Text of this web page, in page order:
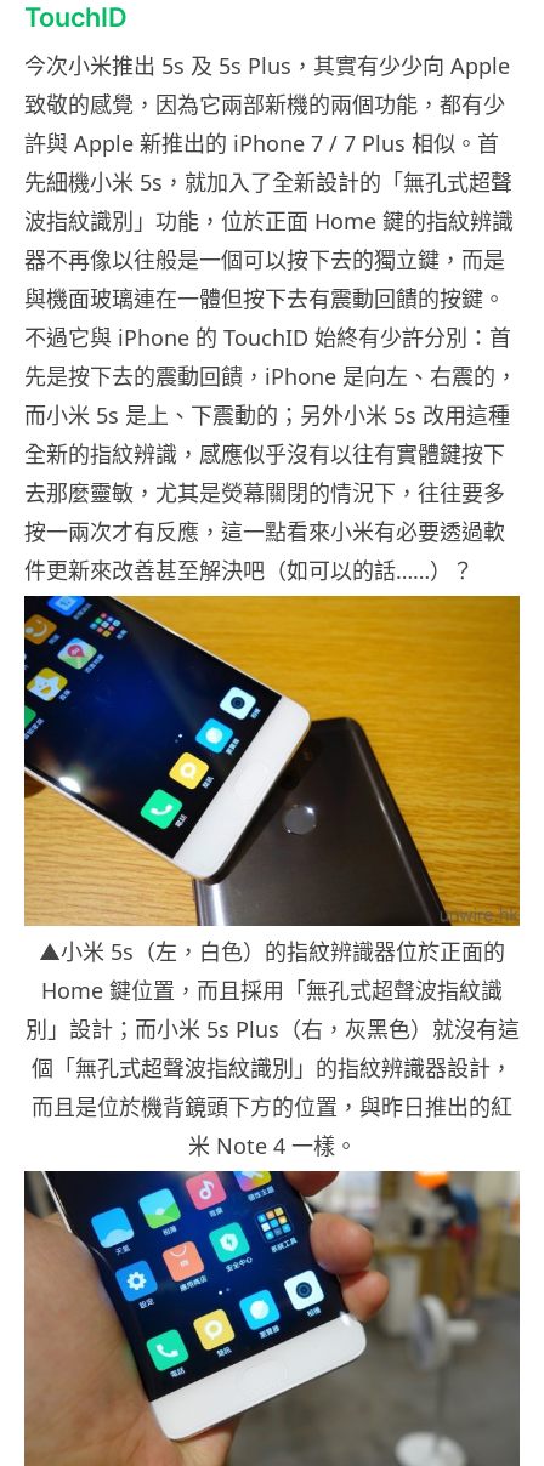
TouchID
今次小米推出 5s 及 5s Plus，其實有少少向 Apple
致敬的感覺，因為它兩部新機的兩個功能，都有少
許與 Apple 新推出的 iPhone 7 / 7 Plus 相似。首
先細機小米 5s，就加入了全新設計的「無孔式超聲
波指紋識別」功能，位於正面 Home 鍵的指紋辨識
器不再像以往般是一個可以按下去的獨立鍵，而是
與機面玻璃連在一體但按下去有震動回饋的按鍵。
不過它與 iPhone 的 TouchID 始終有少許分別：首
先是按下去的震動回饋，iPhone 是向左、右震的，
而小米 5s 是上、下震動的；另外小米 5s 改用這種
全新的指紋辨識，感應似乎沒有以往有實體鍵按下
去那麼靈敏，尤其是熒幕關閉的情況下，往往要多
按一兩次才有反應，這一點看來小米有必要透過軟
件更新來改善甚至解決吧（如可以的話……）？
▲小米 5s（左，白色）的指紋辨識器位於正面的
Home 鍵位置，而且採用「無孔式超聲波指紋識
別」設計；而小米 5s Plus（右，灰黑色）就沒有這
個「無孔式超聲波指紋識別」的指紋辨識器設計，
而且是位於機背鏡頭下方的位置，與昨日推出的紅
米 Note 4 一樣。